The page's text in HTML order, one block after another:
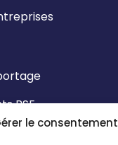
le consentement
RSE